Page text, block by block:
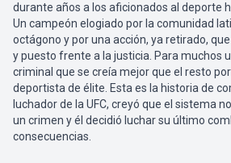
durante años a los aficionados al deporte
Un campeón elogiado por la comunidad
octágono y por una acción, ya retirado,
y puesto frente a la justicia. Para muchos
criminal que se creía mejor que el resto
deportista de élite. Esta es la historia de
luchador de la UFC, creyó que el sistema
un crimen y él decidió luchar su último
consecuencias.